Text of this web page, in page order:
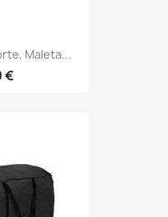
Maleta...
€